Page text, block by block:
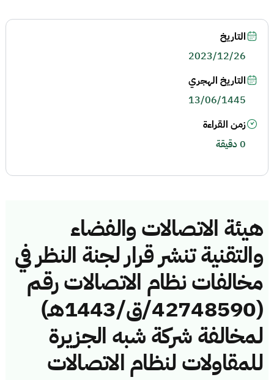
هيئة الاتصالات والفضاء
والتقنية تنشر قرار لجنة النظر في
مخالفات نظام الاتصالات رقم
(42748590/ق/1443هـ)
لمخالفة شركة شبه الجزيرة
للمقاولات لنظام الاتصالات
التاريخ
2023/12/26
التاريخ الهجري
13/06/1445
زمن القراءة
0 دقيقة